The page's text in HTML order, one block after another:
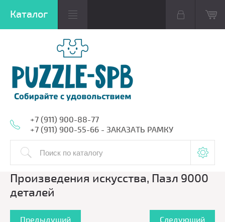
+7 (911) 900-88-77
+7 (911) 900-55-66 - ЗАКАЗАТЬ РАМКУ
Произведения искусства, Пазл 9000
деталей
Предыдущий Следующий